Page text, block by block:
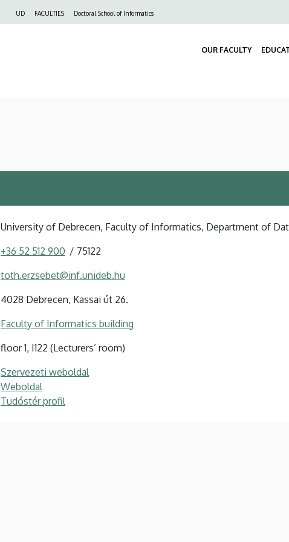
UD FACULTIES Doctoral School of Informatics
OUR FACULTY
University of Debrecen, Faculty of Informatics, Department of
+36 52 512 900 75122
toth.erzsebet@inf.unideb.hu
4028 Debrecen, Kassai út 26.
Faculty of Informatics building
floor 1, I122 (Lecturers’ room)
Szervezeti weboldal
Weboldal
Tudóstér profil